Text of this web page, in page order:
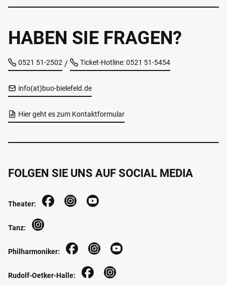
HABEN SIE FRAGEN?
0521 51-2502 / Ticket-Hotline: 0521 51-5454
info(at)buo-bielefeld.de
Hier geht es zum Kontaktformular
FOLGEN SIE UNS AUF SOCIAL MEDIA
Theater:
Tanz:
Philharmoniker:
Rudolf-Oetker-Halle: